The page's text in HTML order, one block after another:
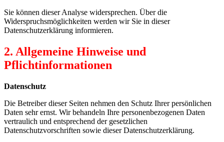
Sie können dieser Analyse widersprechen. Über die
Widerspruchsmöglichkeiten werden wir Sie in dieser
Datenschutzerklärung informieren.
2. Allgemeine Hinweise und
Pflichtinformationen
Datenschutz
Die Betreiber dieser Seiten nehmen den Schutz Ihrer persönlichen
Daten sehr ernst. Wir behandeln Ihre personenbezogenen Daten
vertraulich und entsprechend der gesetzlichen
Datenschutzvorschriften sowie dieser Datenschutzerklärung.